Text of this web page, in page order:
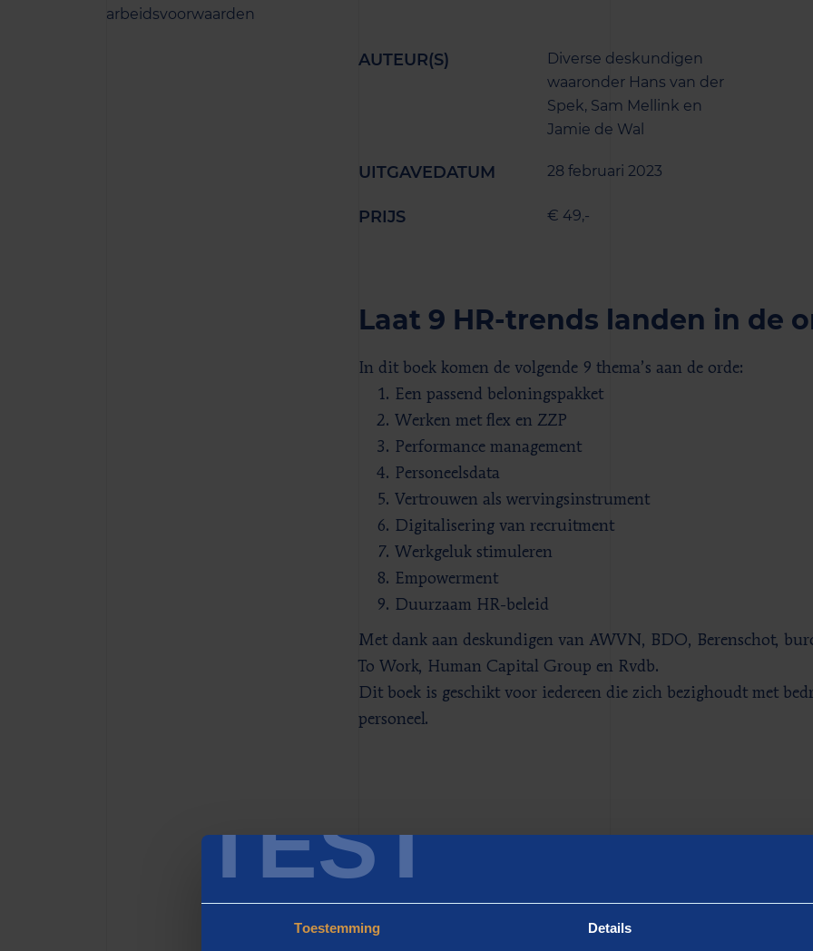
TEST
Toestemming Details
arbeidsvoorwaarden
AUTEUR(S)
Diverse deskundigen
waaronder Hans van der
Spek, Sam Mellink en
Jamie de Wal
UITGAVEDATUM 28 februari 2023
PRIJS € 49,-
Laat 9 HR-trends landen in de
In dit boek komen de volgende 9 thema’s aan de orde:
Een passend beloningspakket
Werken met flex en ZZP
Performance management
Personeelsdata
Vertrouwen als wervingsinstrument
Digitalisering van recruitment
Werkgeluk stimuleren
Empowerment
Duurzaam HR-beleid
Met dank aan deskundigen van AWVN, BDO, Berenschot,
To Work, Human Capital Group en Rvdb.
Dit boek is geschikt voor iedereen die zich bezighoudt met
personeel.
Bestel het boek